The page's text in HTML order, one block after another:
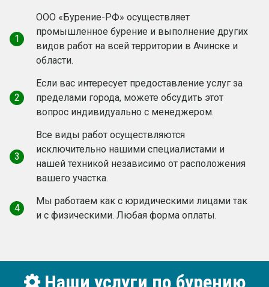
1
ООО «Бурение-РФ» осуществляет
промышленное бурение и выполнение других
видов работ на всей территории в Ачинске и
области.
2
Если вас интересует предоставление услуг за
пределами города, можете обсудить этот
вопрос индивидуально с менеджером.
3
Все виды работ осуществляются
исключительно нашими специалистами и
нашей техникой независимо от расположения
вашего участка.
4
Мы работаем как c юридическими лицами так
и с физическими. Любая форма оплаты.
Наши услуги по бурению